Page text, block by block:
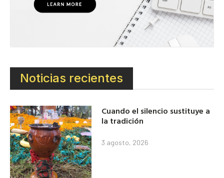
Noticias recientes
Cuando el silencio sustituye a
la tradición
3 agosto, 2026